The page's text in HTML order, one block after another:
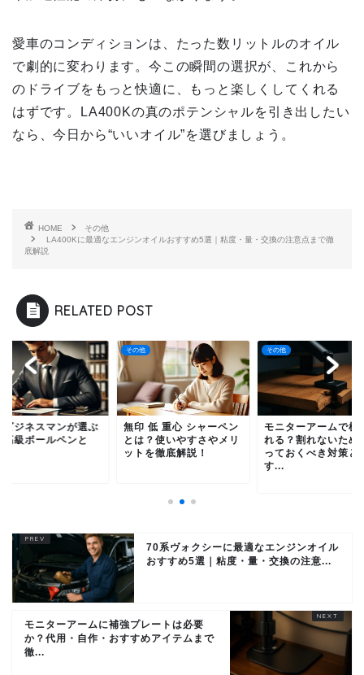
愛車のコンディションは、たった数リットルのオイル
で劇的に変わります。今この瞬間の選択が、これから
のドライブをもっと快適に、もっと楽しくしてくれる
はずです。LA400Kの真のポテンシャルを引き出したい
なら、今日から“いいオイル”を選びましょう。
HOME
その他
LA400Kに最適なエンジンオイルおすすめ5選｜粘度・量・交換の注意点まで徹
底解説
RELATED POST
低 重心 シャーペン
？使いやすさやメリ
その他
モニターアームで机が割
れる？割れないために知
っておくべき対策とお
その他
一流ビジネスマンが
べき高級ボールペン
は？
70系ヴォクシーに最適なエンジンオイル
おすすめ5選｜粘度・量・交換の注意...
モニターアームに補強プレートは必要
か？代用・自作・おすすめアイテムまで
徹...